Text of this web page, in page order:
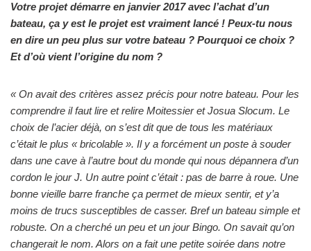
Votre projet démarre en janvier 2017 avec l’achat d’un
bateau, ça y est le projet est vraiment lancé ! Peux-tu nous
en dire un peu plus sur votre bateau ? Pourquoi ce choix ?
Et d’où vient l’origine du nom ?
« On avait des critères assez précis pour notre bateau. Pour les
comprendre il faut lire et relire Moitessier et Josua Slocum. Le
choix de l’acier déjà, on s’est dit que de tous les matériaux
c’était le plus « bricolable ». Il y a forcément un poste à souder
dans une cave à l’autre bout du monde qui nous dépannera d’un
cordon le jour J. Un autre point c’était : pas de barre à roue. Une
bonne vieille barre franche ça permet de mieux sentir, et y’a
moins de trucs susceptibles de casser. Bref un bateau simple et
robuste. On a cherché un peu et un jour Bingo. On savait qu’on
changerait le nom. Alors on a fait une petite soirée dans notre